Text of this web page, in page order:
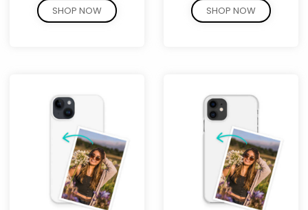
SHOP NOW SHOP NOW